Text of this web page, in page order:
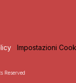
Impostazioni
Reserved